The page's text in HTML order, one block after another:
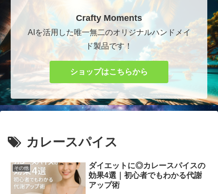
Crafty Moments
AIを活用した唯一無二のオリジナルハンドメイ
ド製品です！
ショップはこちらから
カレースパイス
その他
ダイエットに◎カレースパイスの
効果4選｜初心者でもわかる代謝
アップ術